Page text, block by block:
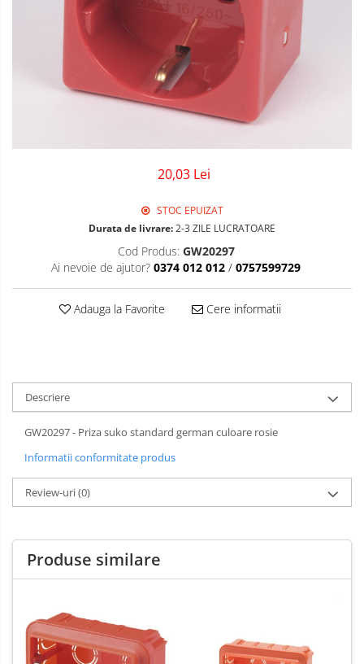
Sigurante Gewiss
Sigurante Legrand
Sigurante Schneider
Tablouri electrice
20,03 Lei
STOC EPUIZAT
Durata de livrare:2-3 ZILE LUCRATOARE
Cod Produs: GW20297
Ai nevoie de ajutor? 0374 012 012 / 0757599729
Adauga la Favorite Cere informatii
Descriere
GW20297 - Priza suko standard german culoare rosie
Informatii conformitate produs
Review-uri(0)
Produse similare